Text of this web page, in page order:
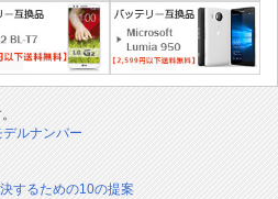
ルナンバー
するための10の提案